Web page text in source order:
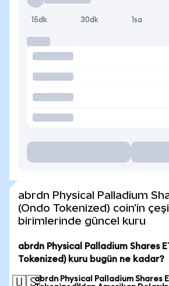
15dk 30dk 1sa
abrdn Physical Palladium
(Ondo Tokenized) coin'in
birimlerinde güncel kuru
abrdn Physical Palladium Shares
Tokenized) kuru bugün ne kadar?
🇺🇸abrdn Physical Palladium Shares